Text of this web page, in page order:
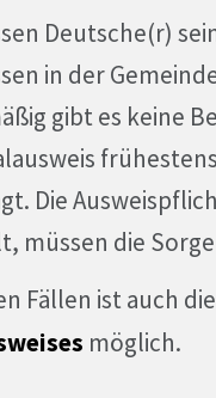
Deutsche(r)
in der
gibt es keine
Die
müssen die
Fällen ist auch
möglich.